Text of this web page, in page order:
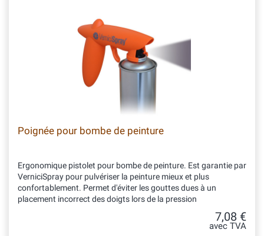
Poignée pour bombe de peinture
Ergonomique pistolet pour bombe de peinture. Est garantie par
VerniciSpray pour pulvériser la peinture mieux et plus
confortablement. Permet d'éviter les gouttes dues à un
placement incorrect des doigts lors de la pression
7,08 €
avec TVA